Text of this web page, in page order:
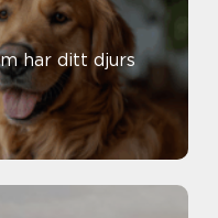
har ditt djurs